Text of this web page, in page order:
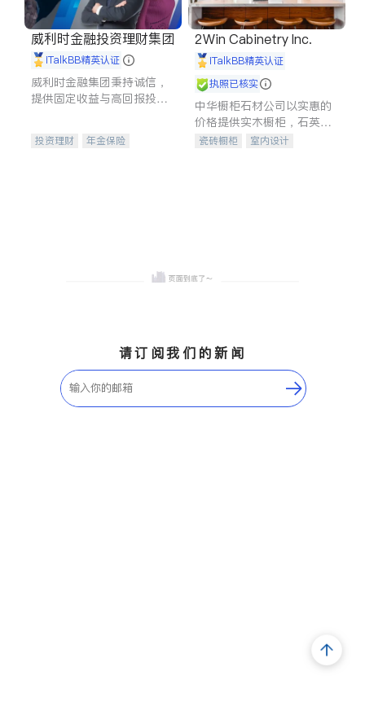
威利时金融投资理财集团
iTalkBB精英认证
威利时金融集团秉持诚信，
提供固定收益与高回报投资
合，助力客户实现目标
投资理财
年金保险
2Win Cabinetry Inc.
iTalkBB精英认证
执照已核实
中华橱柜石材公司以实惠的
价格提供实木橱柜，石英石
台面，多种优质不锈钢水
瓷砖橱柜
室内设计
请订阅我们的新闻